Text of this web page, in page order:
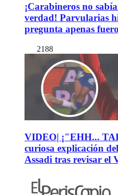
¡Carabineros no
verdad! Parvularias
pregunta apenas
2188
VIDEO| ¡"EHH...
curiosa explicación
Assadi tras revisar el